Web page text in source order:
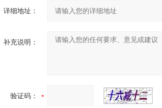
详细地址：
补充说明：
验证码：